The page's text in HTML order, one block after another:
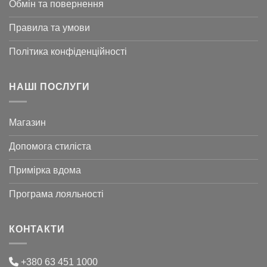
Обмін та повернення
Правила та умови
Політика конфіденційності
НАШІ ПОСЛУГИ
Магазин
Допомога стиліста
Примірка вдома
Програма лояльності
КОНТАКТИ
+380 63 451 1000